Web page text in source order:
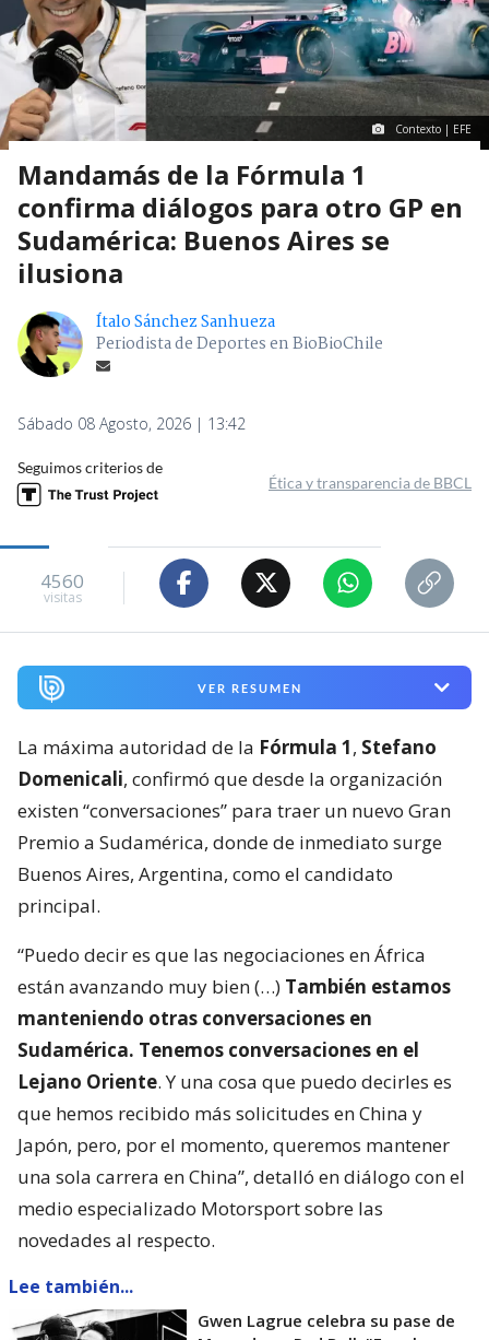
Contexto | EFE
Mandamás de la Fórmula 1
confirma diálogos para otro GP en
Sudamérica: Buenos Aires se
ilusiona
Ítalo Sánchez Sanhueza
Periodista de Deportes en BioBioChile
Sábado 08 Agosto, 2026 | 13:42
Seguimos criterios de
Ética y transparencia de BBCL
4560
visitas
VER RESUMEN
La máxima autoridad de la Fórmula 1, Stefano
Domenicali, confirmó que desde la organización
existen “conversaciones” para traer un nuevo Gran
Premio a Sudamérica, donde de inmediato surge
Buenos Aires, Argentina, como el candidato
principal.
“Puedo decir es que las negociaciones en África
están avanzando muy bien (…) También estamos
manteniendo otras conversaciones en
Sudamérica. Tenemos conversaciones en el
Lejano Oriente. Y una cosa que puedo decirles es
que hemos recibido más solicitudes en China y
Japón, pero, por el momento, queremos mantener
una sola carrera en China”, detalló en diálogo con el
medio especializado Motorsport sobre las
novedades al respecto.
Lee también...
Gwen Lagrue celebra su pase de